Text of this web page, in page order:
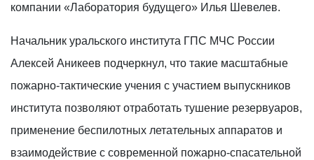
компании «Лаборатория будущего» Илья Шевелев.
Начальник уральского института ГПС МЧС России
Алексей Аникеев подчеркнул, что такие масштабные
пожарно-тактические учения с участием выпускников
института позволяют отработать тушение резервуаров,
применение беспилотных летательных аппаратов и
взаимодействие с современной пожарно-спасательной